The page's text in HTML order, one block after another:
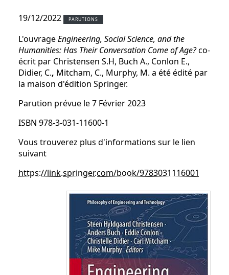
19/12/2022 PARUTIONS
L'ouvrageEngineering, Social Science, and the
Humanities: Has Their Conversation Come of Age?co-
écrit par Christensen S.H, Buch A., Conlon E.,
Didier, C., Mitcham, C., Murphy, M. a été édité par
la maison d'édition Springer.
Parution prévue le 7 Février 2023
ISBN 978-3-031-11600-1
Vous trouverez plus d'informations sur le lien
suivant
https://link.springer.com/book/9783031116001